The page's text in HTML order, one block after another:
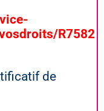
R7582
de